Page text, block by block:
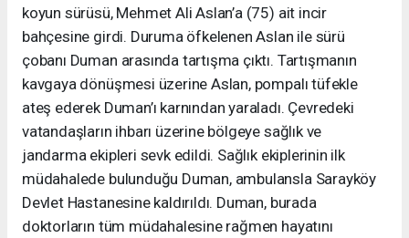
koyun sürüsü, Mehmet Ali Aslan’a (75) ait incir
bahçesine girdi. Duruma öfkelenen Aslan ile sürü
çobanı Duman arasında tartışma çıktı. Tartışmanın
kavgaya dönüşmesi üzerine Aslan, pompalı tüfekle
ateş ederek Duman’ı karnından yaraladı. Çevredeki
vatandaşların ihbarı üzerine bölgeye sağlık ve
jandarma ekipleri sevk edildi. Sağlık ekiplerinin ilk
müdahalede bulunduğu Duman, ambulansla Sarayköy
Devlet Hastanesine kaldırıldı. Duman, burada
doktorların tüm müdahalesine rağmen hayatını